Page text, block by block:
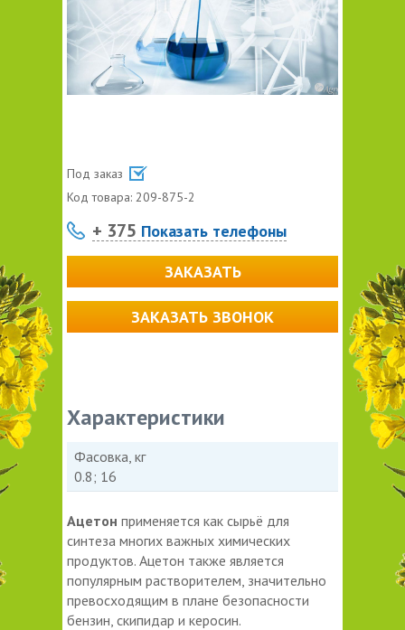
Под заказ
Код товара: 209-875-2
+ 375 Показать телефоны
ЗАКАЗАТЬ
ЗАКАЗАТЬ ЗВОНОК
Характеристики
Фасовка, кг
0.8; 16
Ацетон применяется как сырьё для
синтеза многих важных химических
продуктов. Ацетон также является
популярным растворителем, значительно
превосходящим в плане безопасности
бензин, скипидар и керосин.